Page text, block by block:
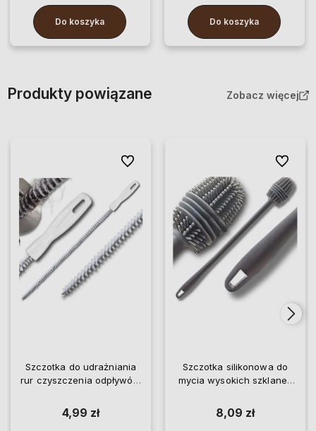
Do koszyka Do koszyka
Produkty powiązane Zobacz więcej
Szczotka do udrażniania
rur czyszczenia odpływów
4,99 zł
Do ulubionych
Szczotka silikonowa do
mycia wysokich szklanek
8,09 zł
Do